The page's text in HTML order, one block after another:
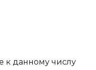
к данному числу